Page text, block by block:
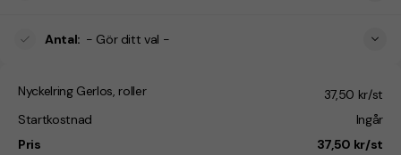
Antal: - Gör ditt val -
Nyckelring Gerlos, roller
37,50 kr/st
Startkostnad
Ingår
Pris
37,50 kr/st